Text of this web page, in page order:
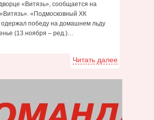
«Витязь», сообщается на
«Подмосковный ХК
одержал победу на домашнем льду
(13 ноября – ред.)…
Читать далее